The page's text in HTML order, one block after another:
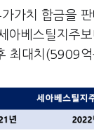
가치 합금을
아베스틸지주
최대치(5909